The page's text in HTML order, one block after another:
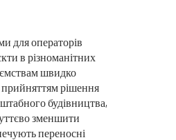
на
повітрі, у
або парку
для операторів
в різноманітних
швидко
прийняттям рішення
будівництва,
зменшити
переносні